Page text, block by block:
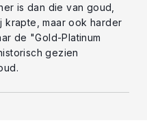
is dan die van goud,
krapte, maar ook harder
de "Gold-Platinum
gezien